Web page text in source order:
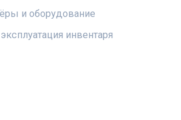
и оборудование
инвентаря